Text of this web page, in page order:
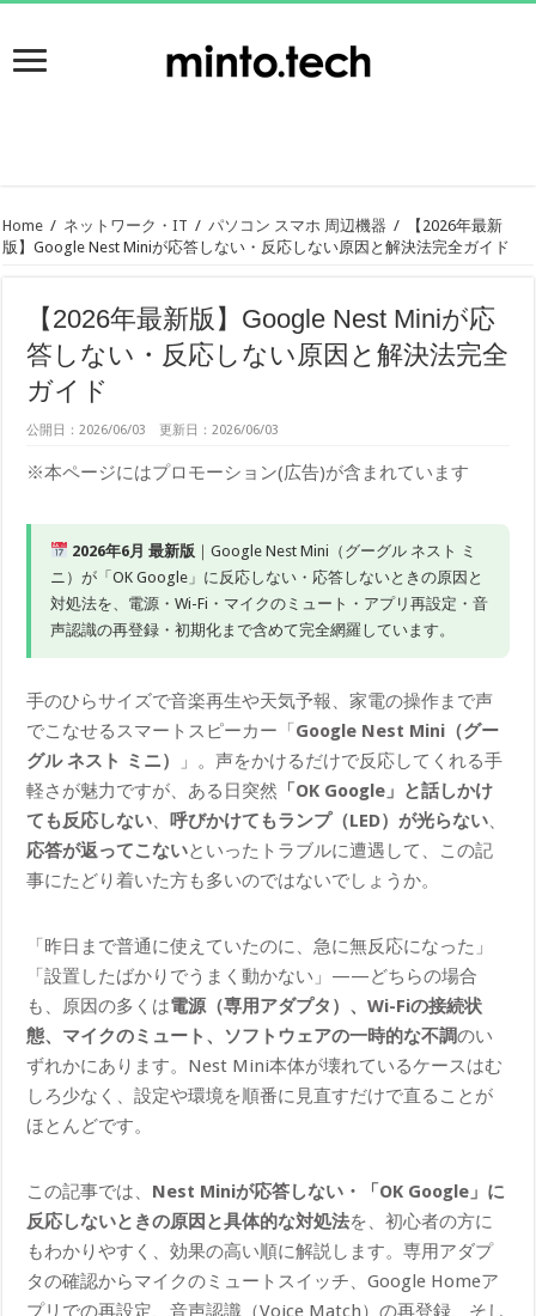
Home / ネットワーク・IT / パソコン スマホ 周辺機器 /
【2026年最新
版】Google Nest Miniが応答しない・反応しない原因と解決法完全ガイド
【2026年最新版】Google Nest Miniが応
答しない・反応しない原因と解決法完全
ガイド
公開日：2026/06/03 更新日：2026/06/03
※本ページにはプロモーション(広告)が含まれています
2026年6月 最新版 ｜Google Nest Mini（グーグル ネスト ミ
ニ）が「OK Google」に反応しない・応答しないときの原因と
対処法を、電源・Wi-Fi・マイクのミュート・アプリ再設定・音
声認識の再登録・初期化まで含めて完全網羅しています。
手のひらサイズで音楽再生や天気予報、家電の操作まで声
でこなせるスマートスピーカー「Google Nest Mini（グー
グル ネスト ミニ）
」。声をかけるだけで反応してくれる手
軽さが魅力ですが、ある日突然 「OK Google」と話しかけ
ても反応しない、呼びかけてもランプ（LED）が光らない、
応答が返ってこないといったトラブルに遭遇して、この記
事にたどり着いた方も多いのではないでしょうか。
「昨日まで普通に使えていたのに、急に無反応になった」
「設置したばかりでうまく動かない」——どちらの場合
も、原因の多くは電源（専用アダプタ）、Wi-Fiの接続状
態、マイクのミュート、ソフトウェアの一時的な不調のい
ずれかにあります。Nest Mini本体が壊れているケースはむ
しろ少なく、設定や環境を順番に見直すだけで直ることが
ほとんどです。
この記事では、 Nest Miniが応答しない・「OK Google」に
反応しないときの原因と具体的な対処法を、初心者の方に
もわかりやすく、効果の高い順に解説します。専用アダプ
タの確認からマイクのミュートスイッチ、Google Homeア
プリでの再設定、音声認識（Voice Match）の再登録、そし